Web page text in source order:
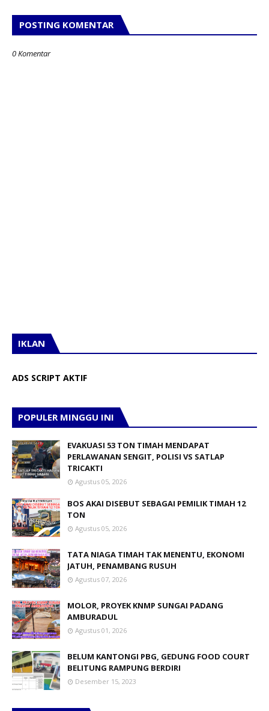
POSTING KOMENTAR
0 Komentar
IKLAN
ADS SCRIPT AKTIF
POPULER MINGGU INI
EVAKUASI 53 TON TIMAH MENDAPAT
PERLAWANAN SENGIT, POLISI VS SATLAP
TRICAKTI
Agustus 05, 2026
BOS AKAI DISEBUT SEBAGAI PEMILIK TIMAH 12
TON
Agustus 05, 2026
TATA NIAGA TIMAH TAK MENENTU, EKONOMI
JATUH, PENAMBANG RUSUH
Agustus 07, 2026
MOLOR, PROYEK KNMP SUNGAI PADANG
AMBURADUL
Agustus 01, 2026
BELUM KANTONGI PBG, GEDUNG FOOD COURT
BELITUNG RAMPUNG BERDIRI
Desember 15, 2023